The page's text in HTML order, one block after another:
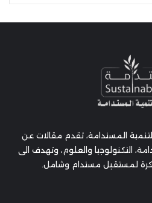
المستدامة، تقدم مقالات عن
التكنولوجيا والعلوم، وتهدف الى
لمستقبل مستدام وشامل.